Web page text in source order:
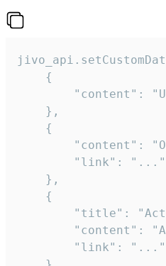
    {
"content":
    },
    {
"content":
        "link": "..."
    },
    {
"title":
"content":
        "link": "..."